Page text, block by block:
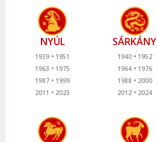
NYÚL
1939
1951
1963
1975
1987
1999
2011
2023
SÁRKÁNY
1940
1952
1964
1976
1988
2000
2012
2024